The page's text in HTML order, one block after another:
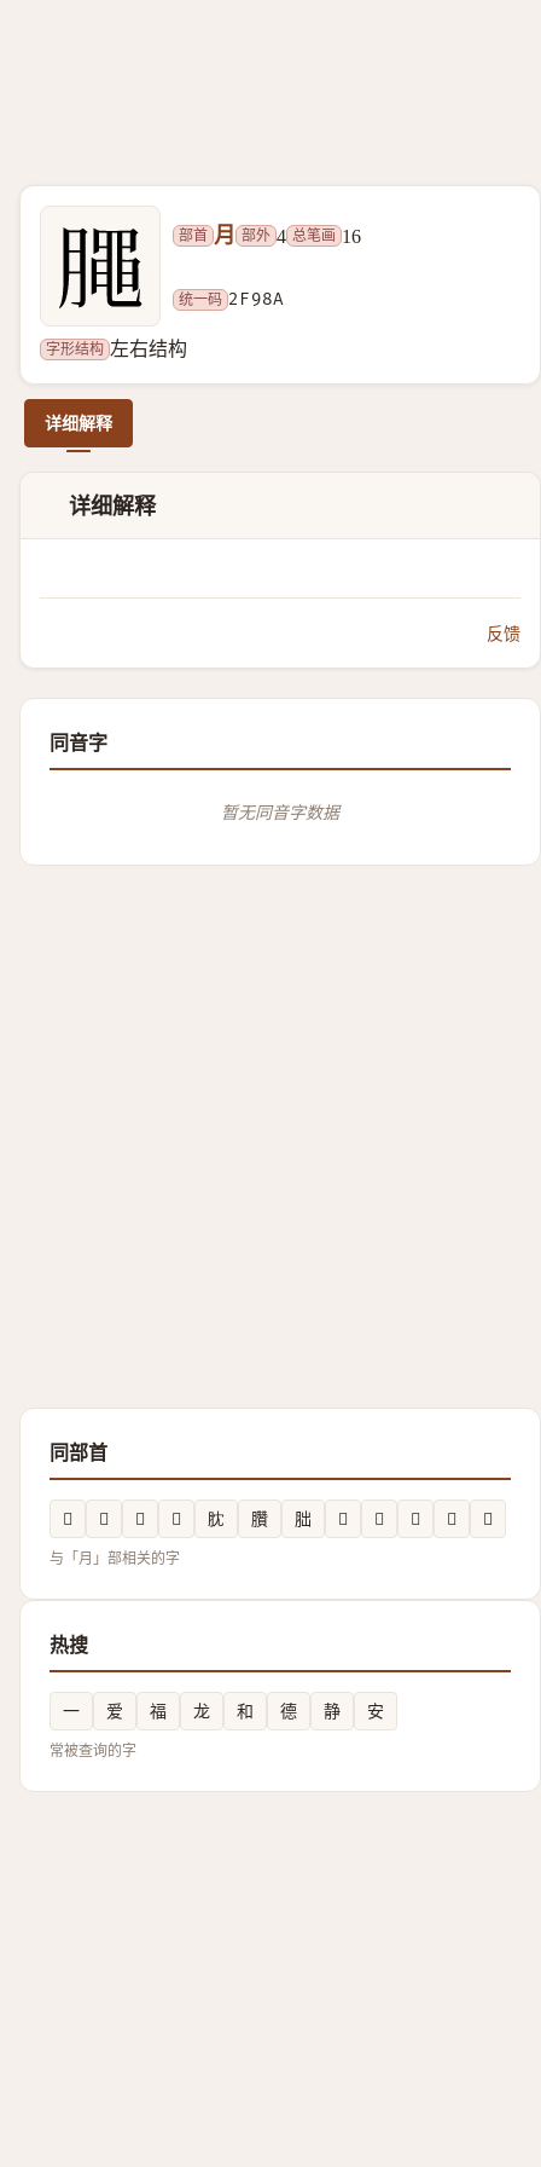
部首 月 部外 4 总笔画 16
统一码 2F98A
字形结构 左右结构
详细解释
详细解释
反馈
同音字
暂无同音字数据
同部首
𦛪 𦜓 𦟰 𲥤 䏙 臢 胐 𪱪 𣎜 𦛬 𦜦 𣎤
与「月」部相关的字
热搜
一 爱 福 龙 和 德 静 安
常被查询的字